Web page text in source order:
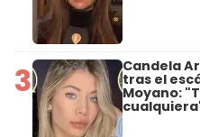
3 Candela
tras el
Moyano: